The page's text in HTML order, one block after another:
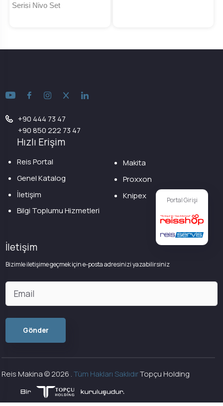
Serisi Nivo Set
Portal Girişi
+90 444 73 47
+90 850 222 73 47
Hızlı Erişim
Reis Portal
Genel Katalog
İletişim
Bilgi Toplumu Hizmetleri
Makita
Proxxon
Knipex
İletişim
Bizimle iletişime geçmek için e-posta adresinizi yazabilirsiniz
Reis Makina ©2026 .Tüm Hakları SaklıdırTopçu Holding